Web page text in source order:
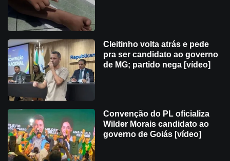
Cleitinho volta atrás e pede
pra ser candidato ao governo
de MG; partido nega [vídeo]
Convenção do PL oficializa
Wilder Morais candidato ao
governo de Goiás [vídeo]